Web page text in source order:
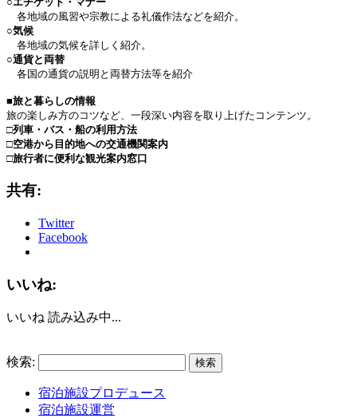
各地域の風習や宗教による礼儀作法などを紹介。
○気候
各地域の気候を詳しく紹介。
○通貨と両替
各国の通貨の説明と両替方法等を紹介
■旅と暮らしの情報
旅の楽しみ方のコツなど、一段深い内容を取り上げたコンテンツ。
□列車・バス・船の利用方法
□空港から目的地への交通機関案内
□旅行者に便利な観光案内窓口
共有:
Twitter
Facebook
いいね:
いいね 読み込み中...
検索:
宿泊施設プロデュース
宿泊施設運営